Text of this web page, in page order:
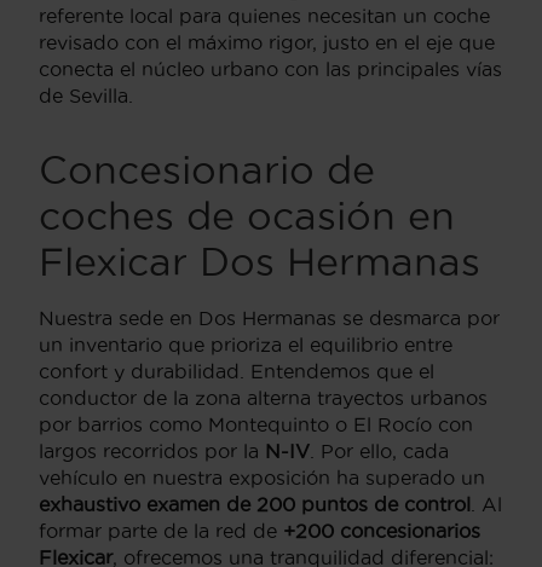
referente local para quienes necesitan un coche
revisado con el máximo rigor, justo en el eje que
conecta el núcleo urbano con las principales vías
de Sevilla.
Concesionario de
coches de ocasión en
Flexicar Dos Hermanas
Nuestra sede en Dos Hermanas se desmarca por
un inventario que prioriza el equilibrio entre
confort y durabilidad. Entendemos que el
conductor de la zona alterna trayectos urbanos
por barrios como Montequinto o El Rocío con
largos recorridos por la N-IV . Por ello, cada
vehículo en nuestra exposición ha superado un
exhaustivo examen de 200 puntos de control . Al
formar parte de la red de +200 concesionarios
Flexicar, ofrecemos una tranquilidad diferencial: